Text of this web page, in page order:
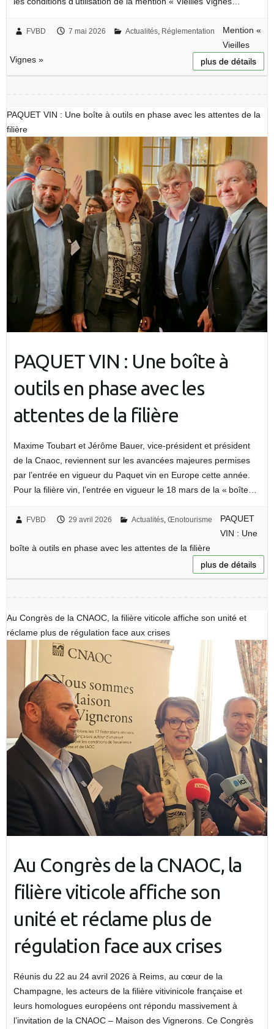
FVBD 7 mai 2026 Actualités, Réglementation
Mention «
Vieilles
Vignes »
plus de détails
PAQUET VIN : Une boîte à outils en phase avec les attentes de la
filière
PAQUET VIN : Une boîte à
outils en phase avec les
attentes de la filière
Maxime Toubart et Jérôme Bauer, vice-président et président
de la Cnaoc, reviennent sur les avancées majeures permises
par l’entrée en vigueur du Paquet vin en Europe cette année.
Pour la filière vin, l’entrée en vigueur le 18 mars de la « boîte…
FVBD 29 avril 2026 Actualités, Œnotourisme
PAQUET
VIN : Une
boîte à outils en phase avec les attentes de la filière
plus de détails
Au Congrès de la CNAOC, la filière viticole affiche son unité et
réclame plus de régulation face aux crises
Au Congrès de la CNAOC, la
filière viticole affiche son
unité et réclame plus de
régulation face aux crises
Réunis du 22 au 24 avril 2026 à Reims, au cœur de la
Champagne, les acteurs de la filière vitivinicole française et
leurs homologues européens ont répondu massivement à
l’invitation de la CNAOC – Maison des Vignerons. Ce Congrès